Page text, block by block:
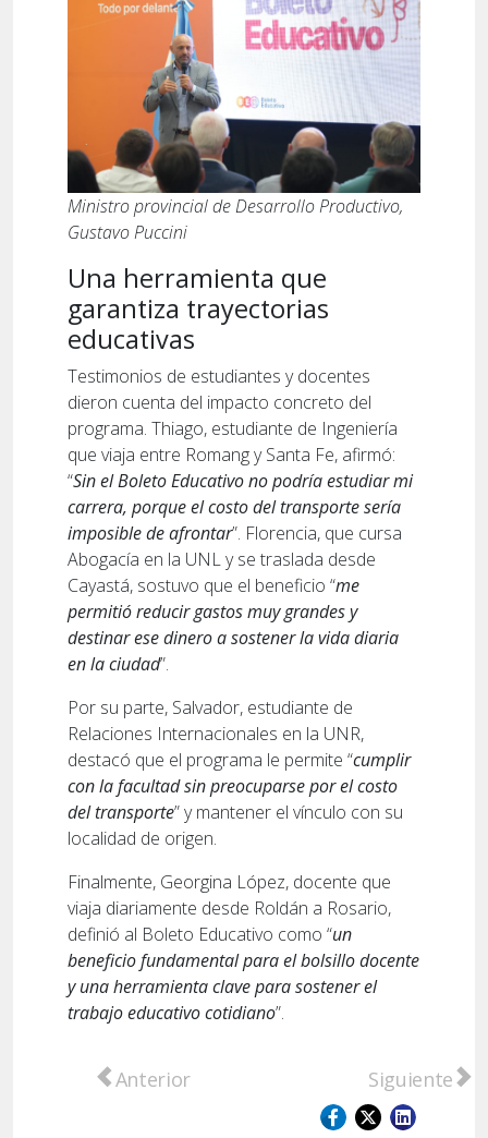
Ministro provincial de Desarrollo Productivo,
Gustavo Puccini
Una herramienta que
garantiza trayectorias
educativas
Testimonios de estudiantes y docentes
dieron cuenta del impacto concreto del
programa. Thiago, estudiante de Ingeniería
que viaja entre Romang y Santa Fe, afirmó:
“Sin el Boleto Educativo no podría estudiar mi
carrera, porque el costo del transporte sería
imposible de afrontar”. Florencia, que cursa
Abogacía en la UNL y se traslada desde
Cayastá, sostuvo que el beneficio “me
permitió reducir gastos muy grandes y
destinar ese dinero a sostener la vida diaria
en la ciudad”.
Por su parte, Salvador, estudiante de
Relaciones Internacionales en la UNR,
destacó que el programa le permite “cumplir
con la facultad sin preocuparse por el costo
del transporte” y mantener el vínculo con su
localidad de origen.
Finalmente, Georgina López, docente que
viaja diariamente desde Roldán a Rosario,
definió al Boleto Educativo como “un
beneficio fundamental para el bolsillo docente
y una herramienta clave para sostener el
trabajo educativo cotidiano”.
Artículo anterior: Principio de incendio en
Anterior Artículo
Siguiente